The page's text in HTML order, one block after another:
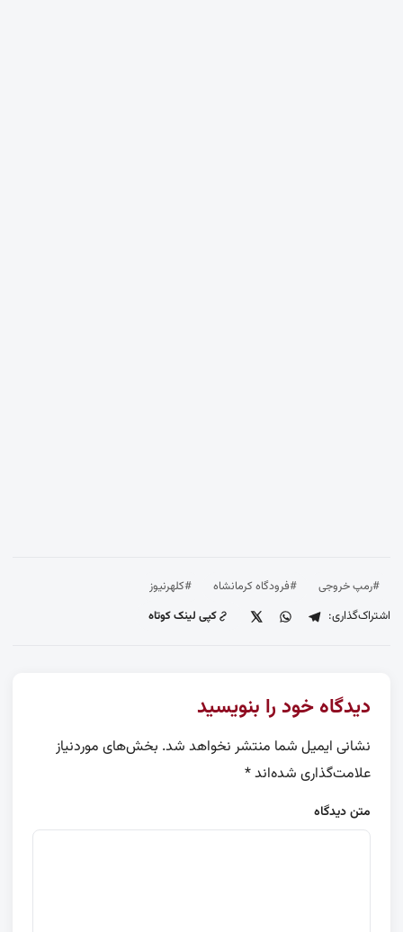
#رمپ خروجی #فرودگاه کرمانشاه
#کلهرنیوز
اشتراک‌گذاری:
کپی لینک کوتاه
دیدگاه خود را بنویسید
نشانی ایمیل شما منتشر نخواهد شد. بخش‌های موردنیاز
علامت‌گذاری شده‌اند*
متن دیدگاه